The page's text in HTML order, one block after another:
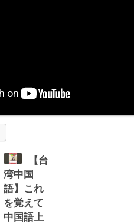
【台
湾中国
語】これ
を覚えて
中国語上